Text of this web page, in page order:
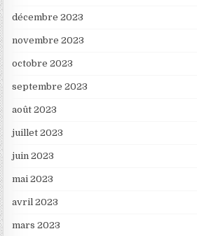
décembre 2023
novembre 2023
octobre 2023
septembre 2023
août 2023
juillet 2023
juin 2023
mai 2023
avril 2023
mars 2023